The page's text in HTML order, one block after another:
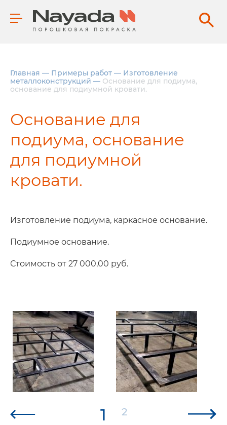
Главная — Примеры работ — Изготовление
металлоконструкций — Основание для подиума,
основание для подиумной кровати.
Основание для
подиума, основание
для подиумной
кровати.
Изготовление подиума, каркасное основание.
Подиумное основание.
Стоимость от 27 000,00 руб.
1 2